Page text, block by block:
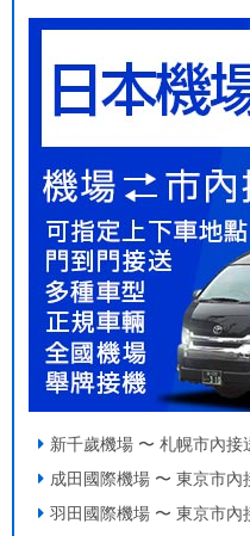
新千歲機場 〜 札幌市內
成田國際機場 〜 東京市
羽田國際機場 〜 東京市